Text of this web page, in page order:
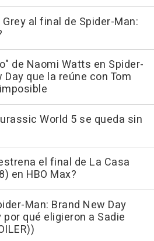
al final de Spider-Man:
de Naomi Watts en Spider-
Day que la reúne con Tom
World 5 se queda sin
el final de La Casa
en HBO Max?
Man: Brand New Day
qué eligieron a Sadie